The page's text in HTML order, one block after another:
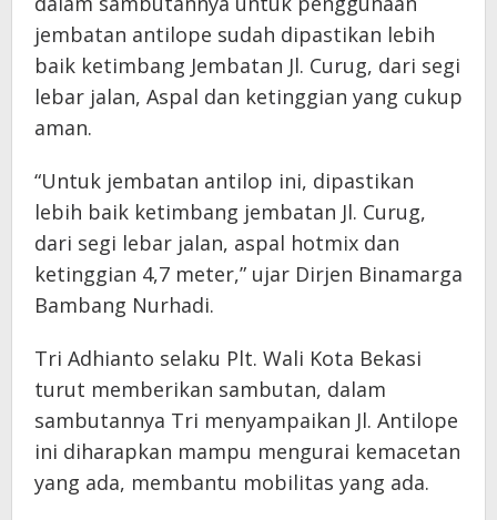
jembatan antilope sudah dipastikan lebih
baik ketimbang Jembatan Jl. Curug, dari segi
lebar jalan, Aspal dan ketinggian yang cukup
aman.
“Untuk jembatan antilop ini, dipastikan
lebih baik ketimbang jembatan Jl. Curug,
dari segi lebar jalan, aspal hotmix dan
ketinggian 4,7 meter,” ujar Dirjen Binamarga
Bambang Nurhadi.
Tri Adhianto selaku Plt. Wali Kota Bekasi
turut memberikan sambutan, dalam
sambutannya Tri menyampaikan Jl. Antilope
ini diharapkan mampu mengurai kemacetan
yang ada, membantu mobilitas yang ada.